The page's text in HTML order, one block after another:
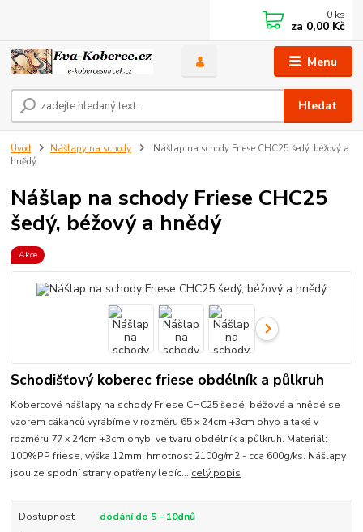
Menu
Hledat
0 ks
za 0,00 Kč
Úvod Nášlapy na schody
Nášlap na schody Friese CHC25 šedý, béžový a
hnědý
Nášlap na schody Friese CHC25
šedý, béžový a hnědý
Akce
Schodišťový koberec friese obdélník a půlkruh
Kobercové nášlapy na schody Friese CHC25 šedé, béžové a hnědé se
vzorem cákanců vyrábíme v rozměru 65 x 24cm +3cm ohyb a také v
rozměru 77 x 24cm +3cm ohyb, ve tvaru obdélník a půlkruh. Materiál:
100%PP friese, výška 12mm, hmotnost 2100g/m2 - cca 600g/ks. Nášlapy
jsou ze spodní strany opatřeny lepíc... celý popis
Dostupnost
dodání do 5 - 10dnů